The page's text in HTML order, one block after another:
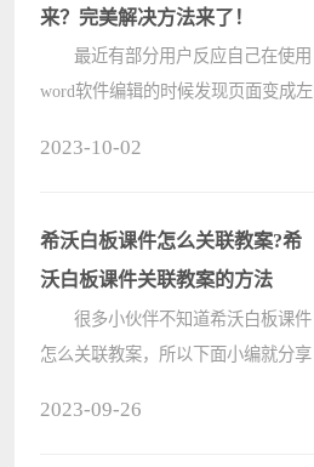
来？完美解决方法来了！
最近有部分用户反应自己在使用
word软件编辑的时候发现页面变成左
回来方法，快来一起看看吧。
word????
2023-10-02
希沃白板课件怎么关联教案?希
沃白板课件关联教案的方法
很多小伙伴不知道希沃白板课件
怎么关联教案，所以下面小编就分享
2023-09-26